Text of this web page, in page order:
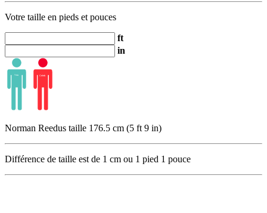
Votre taille en pieds et pouces
ft
in
Norman Reedus taille 176.5 cm (5 ft 9 in)
Différence de taille est de 1 cm ou 1 pied 1 pouce